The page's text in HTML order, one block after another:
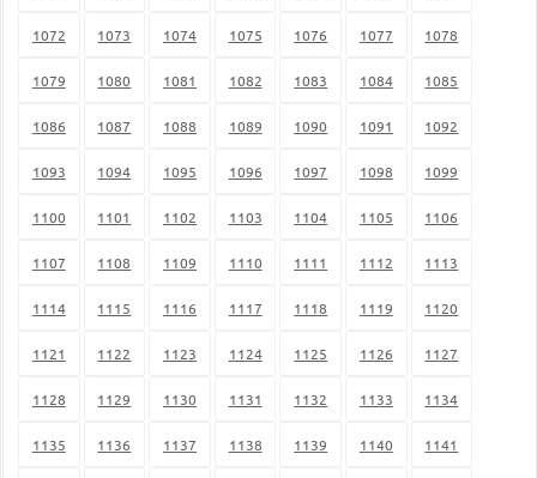
1072 1073 1074 1075 1076 1077 1078
1079 1080 1081 1082 1083 1084 1085
1086 1087 1088 1089 1090 1091 1092
1093 1094 1095 1096 1097 1098 1099
1100 1101 1102 1103 1104 1105 1106
1107 1108 1109 1110 1111 1112 1113
1114 1115 1116 1117 1118 1119 1120
1121 1122 1123 1124 1125 1126 1127
1128 1129 1130 1131 1132 1133 1134
1135 1136 1137 1138 1139 1140 1141